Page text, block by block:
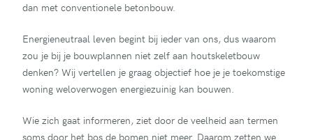
dan met conventionele betonbouw.
Energieneutraal leven begint bij ieder van ons, dus waarom
zou je bij je bouwplannen niet zelf aan houtskeletbouw
denken? Wij vertellen je graag objectief hoe je je toekomstige
woning weloverwogen energiezuinig kan bouwen.
Wie zich gaat informeren, ziet door de veelheid aan termen
soms door het bos de bomen niet meer. Daarom zetten we